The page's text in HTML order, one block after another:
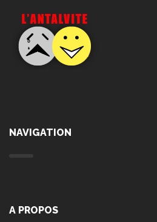
NAVIGATION
A PROPOS